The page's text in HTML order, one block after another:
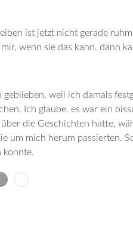
ist jetzt nicht gerade
wenn sie das kann, dann
weil ich damals
Ich glaube, es war ein
die Geschichten hatte,
um mich herum passierten.
konnte.